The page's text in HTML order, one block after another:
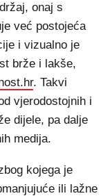
onaj s
već postojeća
i vizualno je
brže i lakše,
. Takvi
vjerodostojnih i
dijele, pa dalje
medija.
kojega je
ili lažne